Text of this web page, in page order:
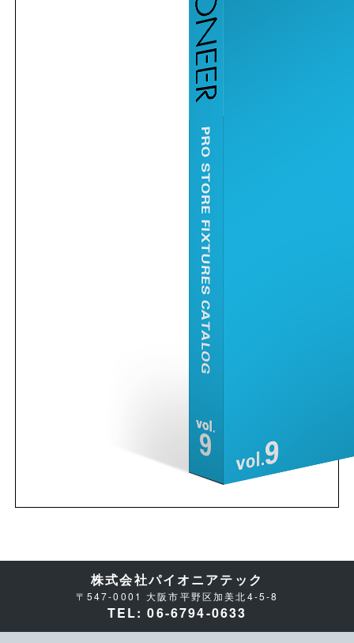
株式会社パイオニアテック
〒547-0001 大阪市平野区加美北4-5-8
TEL: 06-6794-0633